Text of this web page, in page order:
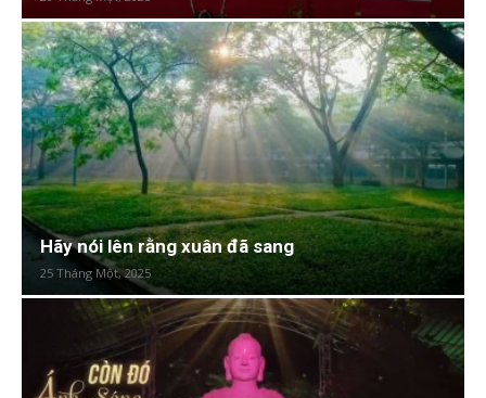
Hãy nói lên rằng xuân đã sang
25 Tháng Một, 2025